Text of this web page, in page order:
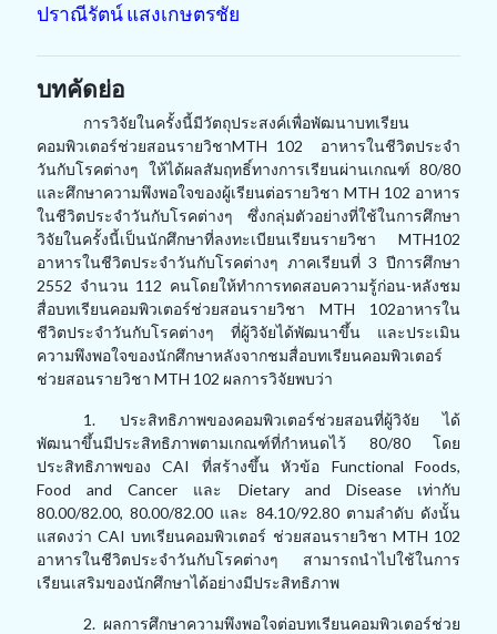
ปราณีรัตน์ แสงเกษตรชัย
บทคัดย่อ
การวิจัยในครั้งนี้มีวัตถุประสงค์เพื่อพัฒนาบทเรียน
คอมพิวเตอร์ช่วยสอนรายวิชาMTH 102 อาหารในชีวิตประจำ
วันกับโรคต่างๆ ให้ได้ผลสัมฤทธิ์ทางการเรียนผ่านเกณฑ์ 80/80
และศึกษาความพึงพอใจของผู้เรียนต่อรายวิชา MTH 102 อาหาร
ในชีวิตประจำวันกับโรคต่างๆ ซึ่งกลุ่มตัวอย่างที่ใช้ในการศึกษา
วิจัยในครั้งนี้เป็นนักศึกษาที่ลงทะเบียนเรียนรายวิชา MTH102
อาหารในชีวิตประจำวันกับโรคต่างๆ ภาคเรียนที่ 3 ปีการศึกษา
2552 จำนวน 112 คนโดยให้ทำการทดสอบความรู้ก่อน-หลังชม
สื่อบทเรียนคอมพิวเตอร์ช่วยสอนรายวิชา MTH 102อาหารใน
ชีวิตประจำวันกับโรคต่างๆ ที่ผู้วิจัยได้พัฒนาขึ้น และประเมิน
ความพึงพอใจของนักศึกษาหลังจากชมสื่อบทเรียนคอมพิวเตอร์
ช่วยสอนรายวิชา MTH 102 ผลการวิจัยพบว่า
1. ประสิทธิภาพของคอมพิวเตอร์ช่วยสอนที่ผู้วิจัย ได้
พัฒนาขึ้นมีประสิทธิภาพตามเกณฑ์ที่กำหนดไว้ 80/80 โดย
ประสิทธิภาพของ CAI ที่สร้างขึ้น หัวข้อ Functional Foods,
Food and Cancer และ Dietary and Disease เท่ากับ
80.00/82.00, 80.00/82.00 และ 84.10/92.80 ตามลำดับ ดังนั้น
แสดงว่า CAI บทเรียนคอมพิวเตอร์ ช่วยสอนรายวิชา MTH 102
อาหารในชีวิตประจำวันกับโรคต่างๆ สามารถนำไปใช้ในการ
เรียนเสริมของนักศึกษาได้อย่างมีประสิทธิภาพ
2. ผลการศึกษาความพึงพอใจต่อบทเรียนคอมพิวเตอร์ช่วย